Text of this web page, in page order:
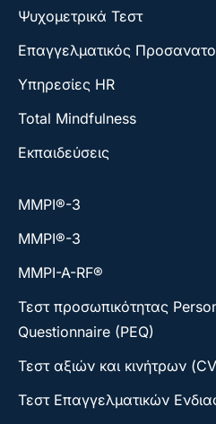
Ψυχομετρικά Τεστ
Επαγγελματικός
Υπηρεσίες HR
Total Mindfulness
Εκπαιδεύσεις
ΜΜΡΙ®-3
ΜΜΡΙ®-3
MMPI-A-RF®
Τεστ προσωπικότητας
Questionnaire (PEQ)
Τεστ αξιών και κινήτρων
Τεστ Επαγγελματικών